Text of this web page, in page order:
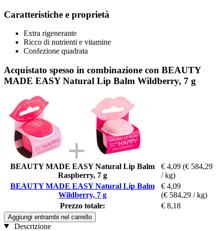
Caratteristiche e proprietà
Extra rigenerante
Ricco di nutrienti e vitamine
Confezione quadrata
Acquistato spesso in combinazione con BEAUTY
MADE EASY Natural Lip Balm Wildberry, 7 g
BEAUTY MADE EASY Natural Lip Balm
Raspberry, 7 g
€ 4,09 (€ 584,29
/ kg)
BEAUTY MADE EASY Natural Lip Balm
Wildberry, 7 g
€ 4,09
(€ 584,29 / kg)
Prezzo totale:
€ 8,18
Aggiungi entrambi nel carrello
Descrizione